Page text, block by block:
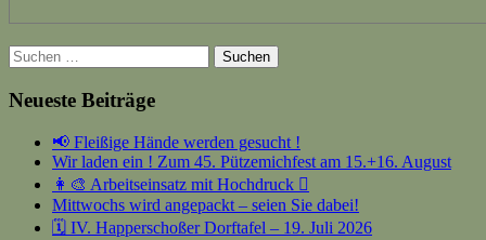
Suchen
nach:
Neueste Beiträge
📢 Fleißige Hände werden gesucht !
Wir laden ein ! Zum 45. Pützemichfest am 15.+16. August
👩‍🎨 Arbeitseinsatz mit Hochdruck 🫟
Mittwochs wird angepackt – seien Sie dabei!
🗓️ IV. Happerschoßer Dorftafel – 19. Juli 2026